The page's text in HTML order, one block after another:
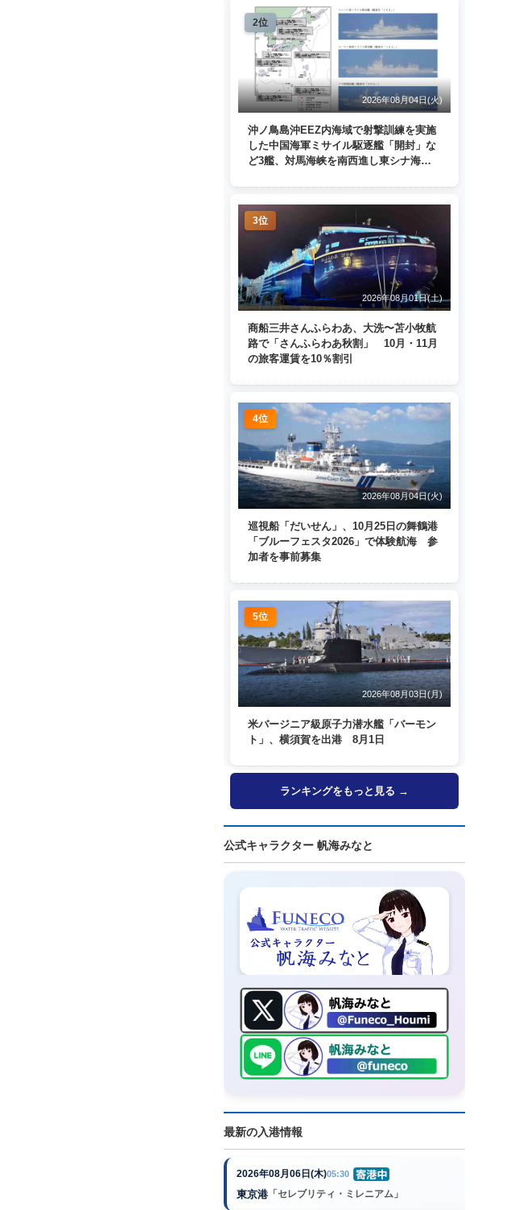
2位
2026年08月04日(火)
沖ノ鳥島沖EEZ内海域で射撃訓練を実施
した中国海軍ミサイル駆逐艦「開封」な
ど3艦、対馬海峡を南西進し東シナ海
3位
2026年08月01日(土)
商船三井さんふらわあ、大洗〜苫小牧航
路で「さんふらわあ秋割」 10月・11月
の旅客運賃を10％割引
4位
2026年08月04日(火)
巡視船「だいせん」、10月25日の舞鶴港
「ブルーフェスタ2026」で体験航海 参
加者を事前募集
5位
2026年08月03日(月)
米バージニア級原子力潜水艦「バーモン
ト」、横須賀を出港 8月1日
ランキングをもっと見る →
公式キャラクター 帆海みなと
最新の入港情報
2026年08月06日(木)05:30
東京港 「セレブリティ・ミレニアム」